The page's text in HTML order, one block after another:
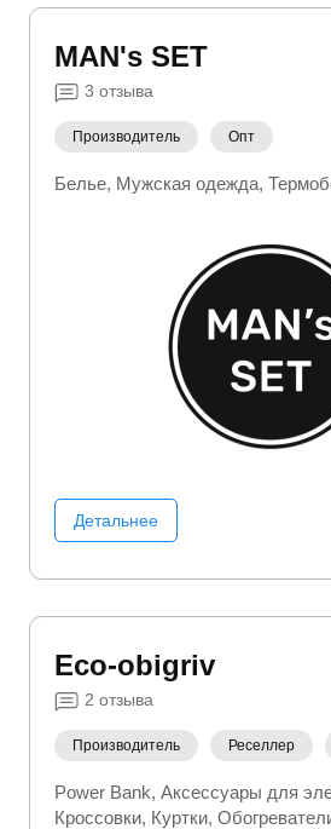
MAN's SET
3 отзыва
Производитель Опт
Белье Мужская одежда
Детальнее
Eco-obigriv
2 отзыва
Производитель Реселлер
Power Bank Аксессуары для
Кроссовки Куртки